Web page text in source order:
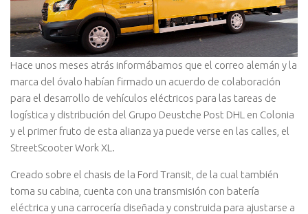
Hace unos meses atrás informábamos que el correo alemán y la
marca del óvalo habían firmado un acuerdo de colaboración
para el desarrollo de vehículos eléctricos para las tareas de
logística y distribución del Grupo Deustche Post DHL en Colonia
y el primer fruto de esta alianza ya puede verse en las calles, el
StreetScooter Work XL.
Creado sobre el chasis de la Ford Transit, de la cual también
toma su cabina, cuenta con una transmisión con batería
eléctrica y una carrocería diseñada y construida para ajustarse a